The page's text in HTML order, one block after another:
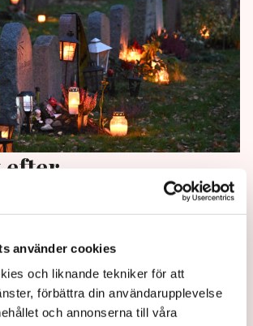
använder cookies
och liknande tekniker för att
förbättra din användarupplevelse
och annonserna till våra
efter
riskerar att göra
enligt Konkurrensverket. Nu
för att stoppa kyrkans